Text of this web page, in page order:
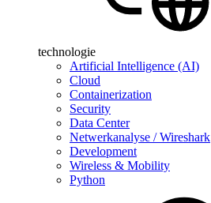
technologie
Artificial Intelligence (AI)
Cloud
Containerization
Security
Data Center
Netwerkanalyse / Wireshark
Development
Wireless & Mobility
Python